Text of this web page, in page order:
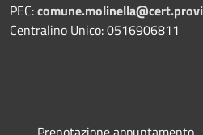
PEC:
Centralino Unico: 0516906811